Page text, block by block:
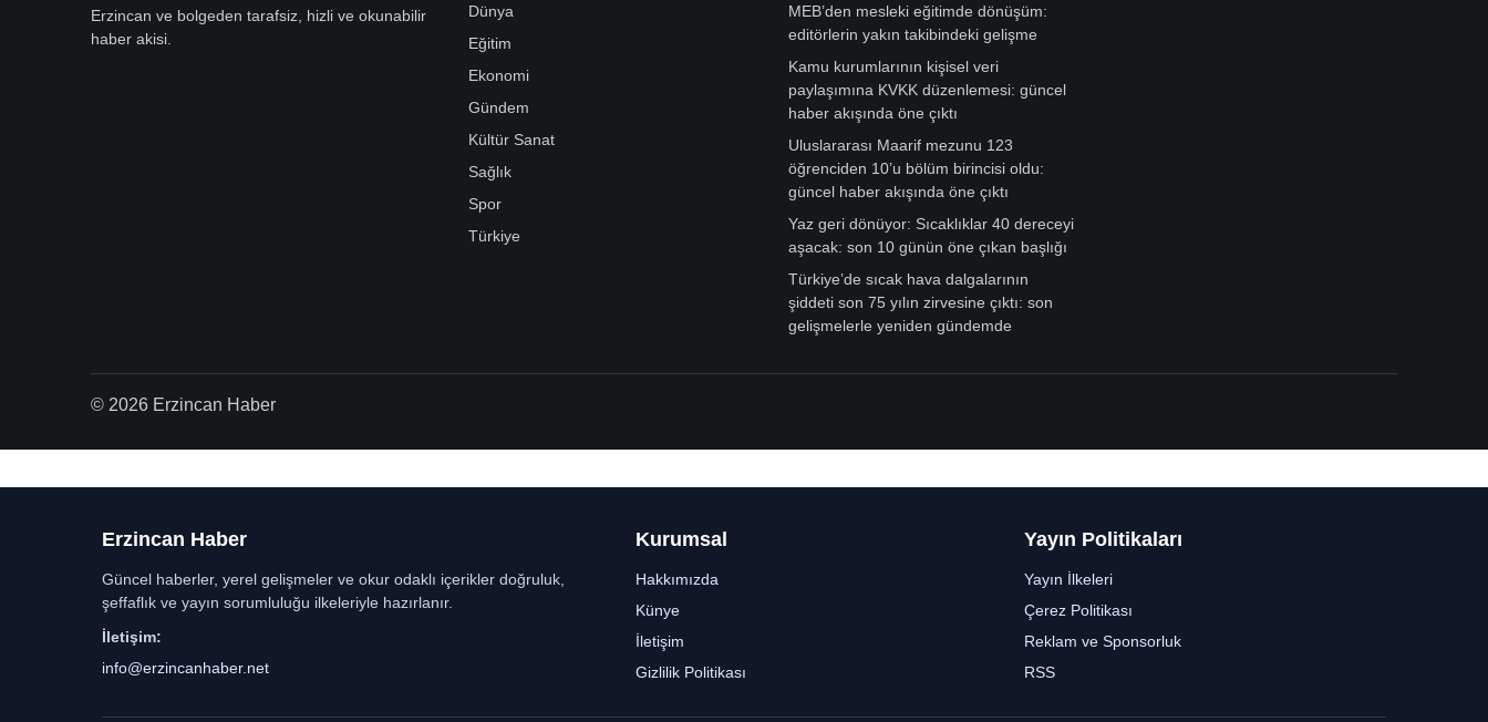
Erzincan ve bolgeden tarafsiz, hizli ve okunabilir
haber akisi.
Dünya
Eğitim
Ekonomi
Gündem
Kültür Sanat
Sağlık
Spor
Türkiye
MEB’den mesleki eğitimde dönüşüm:
editörlerin yakın takibindeki gelişme
Kamu kurumlarının kişisel veri
paylaşımına KVKK düzenlemesi: güncel
haber akışında öne çıktı
Uluslararası Maarif mezunu 123
öğrenciden 10’u bölüm birincisi oldu:
güncel haber akışında öne çıktı
Yaz geri dönüyor: Sıcaklıklar 40 dereceyi
aşacak: son 10 günün öne çıkan başlığı
Türkiye’de sıcak hava dalgalarının
şiddeti son 75 yılın zirvesine çıktı: son
gelişmelerle yeniden gündemde
© 2026 Erzincan Haber
Erzincan Haber
Güncel haberler, yerel gelişmeler ve okur odaklı içerikler doğruluk,
şeffaflık ve yayın sorumluluğu ilkeleriyle hazırlanır.
İletişim:
info@erzincanhaber.net
Kurumsal
Hakkımızda
Künye
İletişim
Gizlilik Politikası
Yayın Politikaları
Yayın İlkeleri
Çerez Politikası
Reklam ve Sponsorluk
RSS